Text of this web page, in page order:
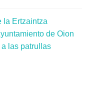
la Ertzaintza
de Oion
las patrullas